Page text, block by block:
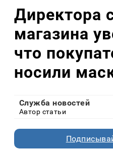
Директора
магазина
что
носили
Служба новостей
Автор статьи